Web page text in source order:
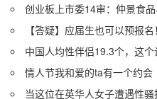
【答疑】应届生也可以预报
中国人均性伴侣19.3个，这个
情人节我和爱的ta有一个约会
当这位在英华人女子遭遇性